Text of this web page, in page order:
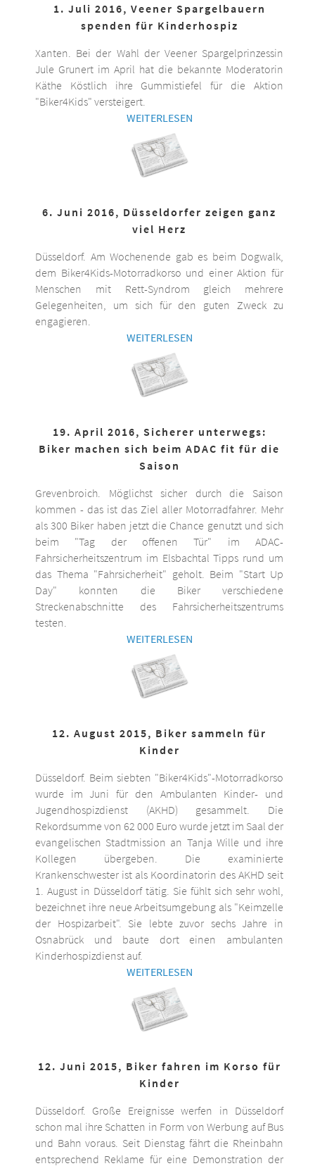
1. Juli 2016, Veener Spargelbauern
spenden für Kinderhospiz
Xanten. Bei der Wahl der Veener Spargelprinzessin
Jule Grunert im April hat die bekannte Moderatorin
Käthe Köstlich ihre Gummistiefel für die Aktion
"Biker4Kids" versteigert.
WEITERLESEN
6. Juni 2016, Düsseldorfer zeigen ganz
viel Herz
Düsseldorf. Am Wochenende gab es beim Dogwalk,
dem Biker4Kids-Motorradkorso und einer Aktion für
Menschen mit Rett-Syndrom gleich mehrere
Gelegenheiten, um sich für den guten Zweck zu
engagieren.
WEITERLESEN
19. April 2016, Sicherer unterwegs:
Biker machen sich beim ADAC fit für die
Saison
Grevenbroich. Möglichst sicher durch die Saison
kommen - das ist das Ziel aller Motorradfahrer. Mehr
als 300 Biker haben jetzt die Chance genutzt und sich
beim "Tag der offenen Tür" im ADAC-
Fahrsicherheitszentrum im Elsbachtal Tipps rund um
das Thema "Fahrsicherheit" geholt. Beim "Start Up
Day" konnten die Biker verschiedene
Streckenabschnitte des Fahrsicherheitszentrums
testen.
WEITERLESEN
12. August 2015, Biker sammeln für
Kinder
Düsseldorf. Beim siebten "Biker4Kids"-Motorradkorso
wurde im Juni für den Ambulanten Kinder- und
Jugendhospizdienst (AKHD) gesammelt. Die
Rekordsumme von 62 000 Euro wurde jetzt im Saal der
evangelischen Stadtmission an Tanja Wille und ihre
Kollegen übergeben. Die examinierte
Krankenschwester ist als Koordinatorin des AKHD seit
1. August in Düsseldorf tätig. Sie fühlt sich sehr wohl,
bezeichnet ihre neue Arbeitsumgebung als "Keimzelle
der Hospizarbeit". Sie lebte zuvor sechs Jahre in
Osnabrück und baute dort einen ambulanten
Kinderhospizdienst auf.
WEITERLESEN
12. Juni 2015, Biker fahren im Korso für
Kinder
Düsseldorf. Große Ereignisse werfen in Düsseldorf
schon mal ihre Schatten in Form von Werbung auf Bus
und Bahn voraus. Seit Dienstag fährt die Rheinbahn
entsprechend Reklame für eine Demonstration der